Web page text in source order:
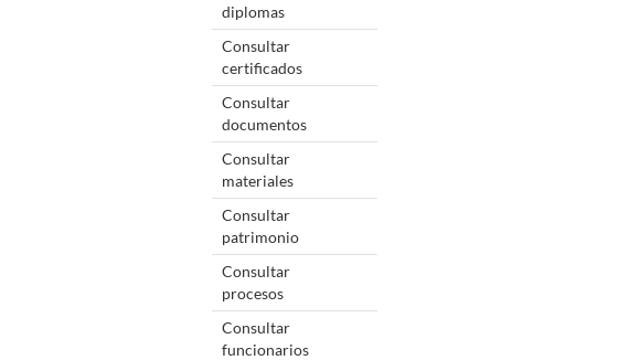
diplomas
Consultar
certificados
Consultar
documentos
Consultar
materiales
Consultar
patrimonio
Consultar
procesos
Consultar
funcionarios